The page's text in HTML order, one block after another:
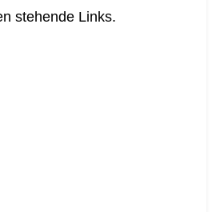
stehende Links.